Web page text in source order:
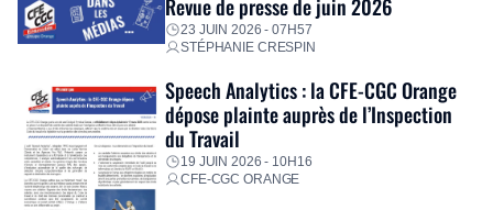
23 JUIN 2026 - 07H57
STÉPHANIE CRESPIN
Speech Analytics : la CFE-CGC Orange
dépose plainte auprès de l’Inspection
du Travail
19 JUIN 2026 - 10H16
CFE-CGC ORANGE